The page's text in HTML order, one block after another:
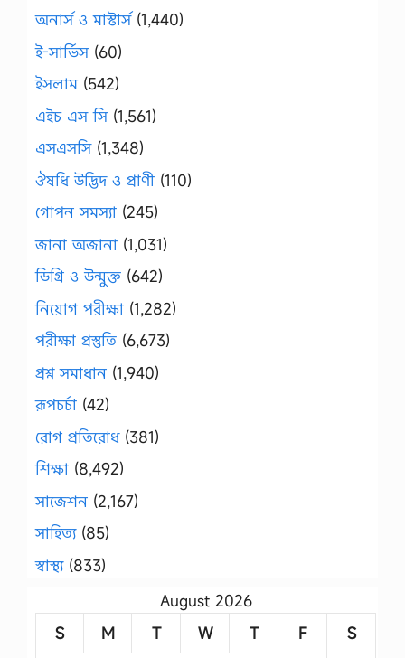
অনার্স ও মাস্টার্স(1,440)
ই-সার্ভিস(60)
ইসলাম(542)
এইচ এস সি(1,561)
এসএসসি(1,348)
ঔষধি উদ্ভিদ ও প্রাণী (110)
গোপন সমস্যা (245)
জানা অজানা (1,031)
ডিগ্রি ও উন্মুক্ত (642)
নিয়োগ পরীক্ষা (1,282)
পরীক্ষা প্রস্তুতি (6,673)
প্রশ্ন সমাধান (1,940)
রূপচর্চা (42)
রোগ প্রতিরোধ(381)
শিক্ষা (8,492)
সাজেশন (2,167)
সাহিত্য(85)
স্বাস্থ্য(833)
August 2026
S
M T W T F S